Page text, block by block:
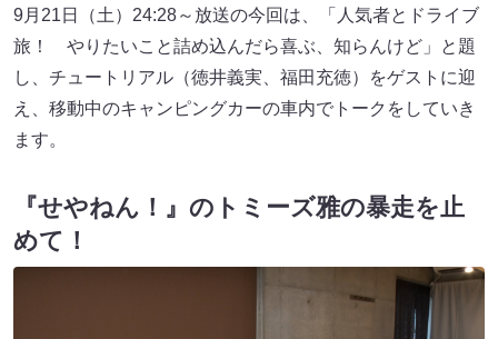
9月21日（土）24:28～放送の今回は、「人気者とドライブ
旅！ やりたいこと詰め込んだら喜ぶ、知らんけど」と題
し、チュートリアル（徳井義実、福田充徳）をゲストに迎
え、移動中のキャンピングカーの車内でトークをしていき
ます。
『せやねん！』のトミーズ雅の暴走を止
めて！